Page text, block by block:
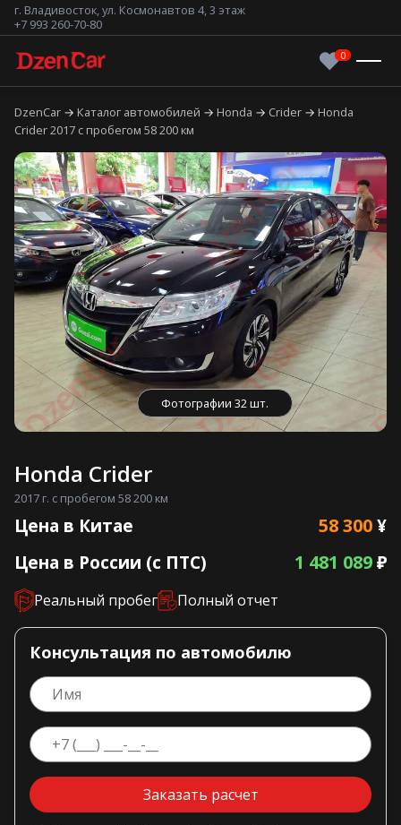
г. Владивосток, ул. Космонавтов 4, 3 этаж
+7 993 260-70-80
DzenCar Каталог автомобилей Honda Crider
Honda
Crider 2017 с пробегом 58 200 км
Фотографии 32 шт.
Honda Crider
2017 г. с пробегом 58 200 км
Цена в Китае 58 300¥
Цена в России (с ПТС)
1 481 089₽
Реальный пробег Полный отчет
Консультация по автомобилю
Заказать расчет